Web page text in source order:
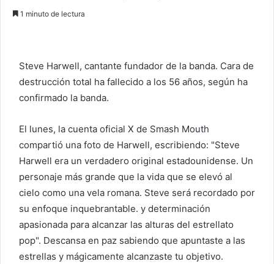
r
u
n
o
r
l
e
c
t
1 minuto de lectura
Steve Harwell, cantante fundador de la banda. Cara de
destrucción total ha fallecido a los 56 años, según ha
confirmado la banda.
El lunes, la cuenta oficial X de Smash Mouth
compartió una foto de Harwell, escribiendo: "Steve
Harwell era un verdadero original estadounidense. Un
personaje más grande que la vida que se elevó al
cielo como una vela romana. Steve será recordado por
su enfoque inquebrantable. y determinación
apasionada para alcanzar las alturas del estrellato
pop". Descansa en paz sabiendo que apuntaste a las
estrellas y mágicamente alcanzaste tu objetivo.